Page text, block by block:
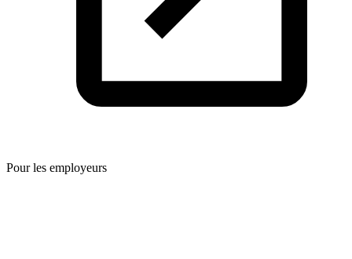
Pour les employeurs